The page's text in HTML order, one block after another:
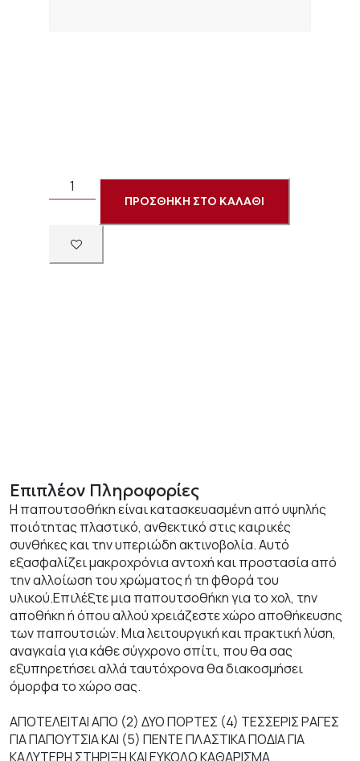
ΠΡΟΣΘΗΚΗ ΣΤΟ ΚΑΛΑΘΙ
Επιπλέον Πληροφορίες
Η παπουτσοθήκη είναι κατασκευασμένη από υψηλής
ποιότητας πλαστικό, ανθεκτικό στις καιρικές
συνθήκες και την υπεριώδη ακτινοβολία. Αυτό
εξασφαλίζει μακροχρόνια αντοχή και προστασία από
την αλλοίωση του χρώματος ή τη φθορά του
υλικού.Επιλέξτε μια παπουτσοθήκη για το χολ, την
αποθήκη ή όπου αλλού χρειάζεστε χώρο αποθήκευσης
των παπουτσιών. Μια λειτουργική και πρακτική λύση,
αναγκαία για κάθε σύγχρονο σπίτι, που θα σας
εξυπηρετήσει αλλά ταυτόχρονα θα διακοσμήσει
όμορφα το χώρο σας.
ΑΠΟΤΕΛΕΙΤΑΙ ΑΠΟ (2) ΔΥΟ ΠΟΡΤΕΣ (4) ΤΕΣΣΕΡΙΣ ΡΑΓΕΣ
ΓΙΑ ΠΑΠΟΥΤΣΙΑ ΚΑΙ (5) ΠΕΝΤΕ ΠΛΑΣΤΙΚΑ ΠΟΔΙΑ ΓΙΑ
ΚΑΛΥΤΕΡΗ ΣΤΗΡΙΞΗ ΚΑΙ ΕΥΚΟΛΟ ΚΑΘΑΡΙΣΜΑ.